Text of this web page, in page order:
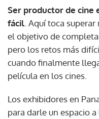
Ser productor de cine
fácil . Aquí toca
el objetivo de
pero los retos más
cuando finalmente
película en los cines.
Los exhibidores en
para darle un espacio